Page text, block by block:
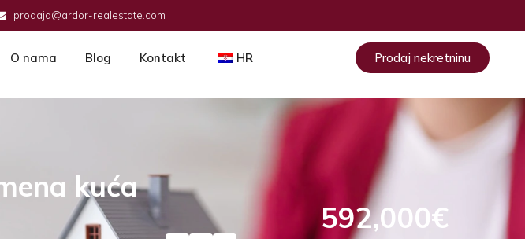
prodaja@ardor-realestate.com
O nama Blog Kontakt HR Prodaj nekretninu
kuća
592,000€